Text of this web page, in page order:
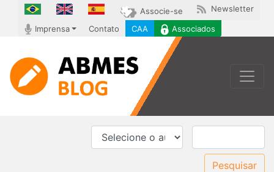
Associe-se Newsletter
Imprensa Contato CAA Associados
Pesquisar